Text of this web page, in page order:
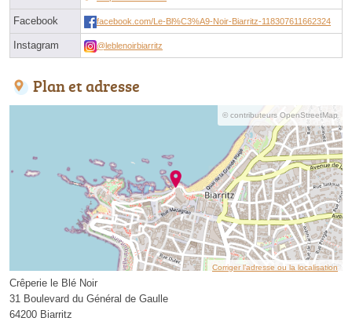
Facebook facebook.com/Le-Bl%C3%A9-Noir-Biarritz-118307611662324
Instagram @leblenoirbiarritz
Plan et adresse
© contributeurs OpenStreetMap
Corriger l’adresse ou la localisation
Crêperie le Blé Noir
31 Boulevard du Général de Gaulle
64200 Biarritz